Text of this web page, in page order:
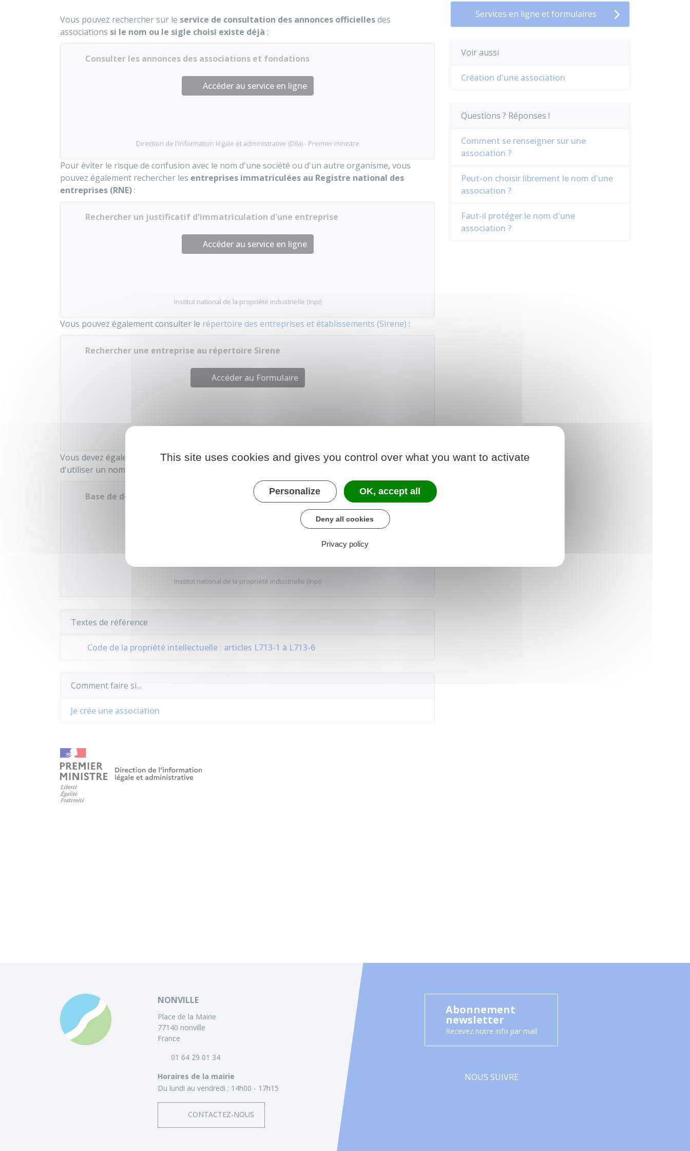
Vous pouvez rechercher sur le service de consultation des annonces officiellesdes
associations si le nom ou le sigle choisi existe déjà :
Consulter les annonces des associations et fondations
Accéder au service en ligne
Direction de l'information légale et administrative (Dila) - Premier ministre
Pour éviter le risque de confusion avec le nom d'une société ou d'un autre organisme, vous
pouvez également rechercher les entreprises immatriculées au Registre national des
entreprises (RNE) :
Rechercher un justificatif d'immatriculation d'une entreprise
Accéder au service en ligne
Institut national de la propriété industrielle (Inpi)
Vous pouvez également consulter le répertoire des entreprises et établissements (Sirene) :
Rechercher une entreprise au répertoire Sirene
Accéder au Formulaire
Vous devez également consulter labase de données des marques de l'Inpi,car il est interdit
d'utiliser un nom ou un sigle déjà enregistré comme marque auprès d'elle :
Base de données des marques
Accéder au service en ligne
Institut national de la propriété industrielle (Inpi)
Textes de référence
Code de la propriété intellectuelle : articles L713-1 à L713-6
Comment faire si...
Je crée une association
Services en ligne et formulaires
Voir aussi
Création d'une association
Questions ? Réponses !
Comment se renseigner sur une
association ?
Peut-on choisir librement le nom d'une
association ?
Faut-il protéger le nom d'une
association ?
NONVILLE
Place de la Mairie
77140 nonville
France
01 64 29 01 34
Horaires de la mairie
Du lundi au vendredi : 14h00 - 17h15
CONTACTEZ-NOUS
Abonnement
newsletter
Recevez notre info par mail
NOUS SUIVRE
This site uses cookies and gives you control over what you want to activate
Personalize OK, accept all
Deny all cookies
Privacy policy